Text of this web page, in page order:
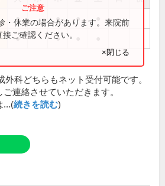
● ● ●
● ●
・休業の場合があります。来院前
ご確認ください。
×閉じる
外科どちらもネット受付可能です。
連絡させていただきます。
...(続きを読む)